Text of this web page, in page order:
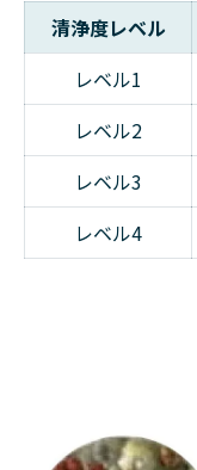
清浄度レベル
レベル1
レベル2
レベル3
レベル4